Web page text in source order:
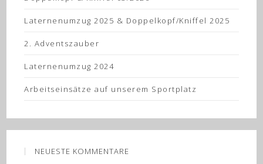
Laternenumzug 2025 & Doppelkopf/Kniffel 2025
2. Adventszauber
Laternenumzug 2024
Arbeitseinsätze auf unserem Sportplatz
NEUESTE KOMMENTARE